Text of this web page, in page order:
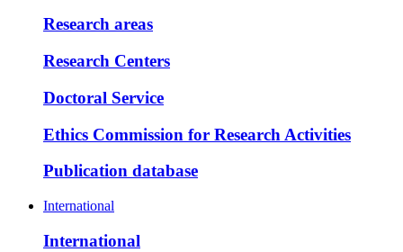
Research areas
Research Centers
Doctoral Service
Ethics Commission for Research Activities
Publication database
International
International